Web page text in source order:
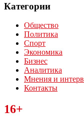
Категории
Общество
Политика
Спорт
Экономика
Бизнес
Аналитика
Мнения и
Контакты
Читайте последние
“ЗаНовомосковск”
16+